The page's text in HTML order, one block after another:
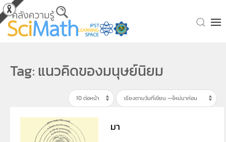
Skip to main content
Tag: แนวคิดของมนุษย์นิยม
มา